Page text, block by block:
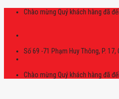
Skip
Chào mừng Quý khách hàng đã
Số 69 -71 Phạm Huy Thông, P. 17,
Chào mừng Quý khách hàng đã